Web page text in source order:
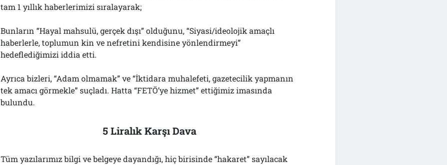
tam 1 yıllık haberlerimizi sıralayarak;
Bunların “Hayal mahsulü, gerçek dışı” olduğunu, “Siyasi/ideolojik amaçlı
haberlerle, toplumun kin ve nefretini kendisine yönlendirmeyi”
hedeflediğimizi iddia etti.
Ayrıca bizleri, “Adam olmamak” ve “İktidara muhalefeti, gazetecilik yapmanın
tek amacı görmekle” suçladı. Hatta “FETÖ’ye hizmet” ettiğimiz imasında
bulundu.
5 Liralık Karşı Dava
Tüm yazılarımız bilgi ve belgeye dayandığı, hiç birisinde “hakaret” sayılacak